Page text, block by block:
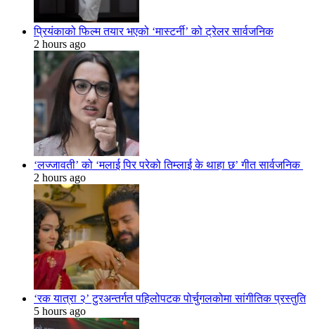
प्रियंकाको फिल्म तयार भएको ‘मास्टर्नी’ को ट्रेलर सार्वजनिक
2 hours ago
‘लज्जावती’ को ‘मलाई पिर परेको तिम्लाई के थाहा छ’ गीत सार्वजनिक
2 hours ago
‘रक यात्रा २’ टुरअन्तर्गत पहिलोपटक पोर्चुगलकोमा सांगीतिक प्रस्तुति
5 hours ago